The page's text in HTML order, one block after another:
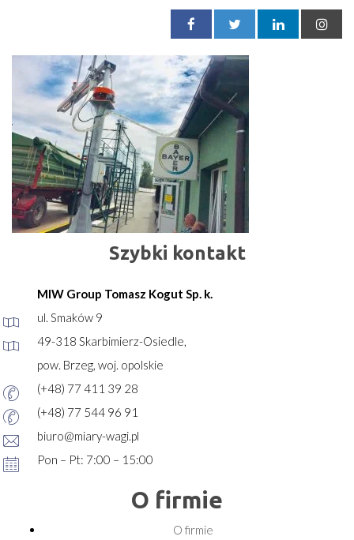
Szybki kontakt
MIW Group Tomasz Kogut Sp. k.
ul. Smaków 9
49-318 Skarbimierz-Osiedle,
pow. Brzeg, woj. opolskie
(+48) 77 411 39 28
(+48) 77 544 96 91
biuro@miary-wagi.pl
Pon – Pt: 7:00 – 15:00
O firmie
O firmie